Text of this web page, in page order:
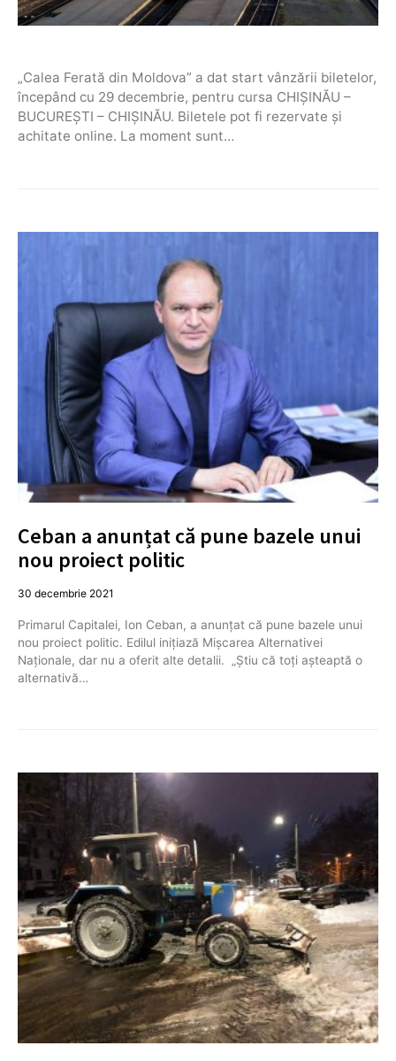
„Calea Ferată din Moldova” a dat start vânzării biletelor,
începând cu 29 decembrie, pentru cursa CHIȘINĂU –
BUCUREȘTI – CHIȘINĂU. Biletele pot fi rezervate și
achitate online. La moment sunt…
Ceban a anunțat că pune bazele unui
nou proiect politic
30 decembrie 2021
Primarul Capitalei, Ion Ceban, a anunțat că pune bazele unui
nou proiect politic. Edilul inițiază Mișcarea Alternativei
Naționale, dar nu a oferit alte detalii. „Știu că toți așteaptă o
alternativă…